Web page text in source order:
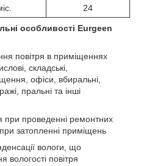
24
особливості Eurgeen
повітря в приміщеннях
складські,
офіси, вбиральні,
пральні та інші
при проведенні ремонтних
затопленні приміщень
вологи, що
вологості повітря